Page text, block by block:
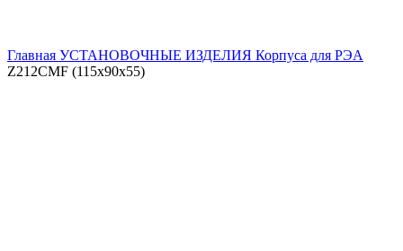
Главная УСТАНОВОЧНЫЕ ИЗДЕЛИЯ Корпуса для РЭА
Z212CMF (115x90x55)